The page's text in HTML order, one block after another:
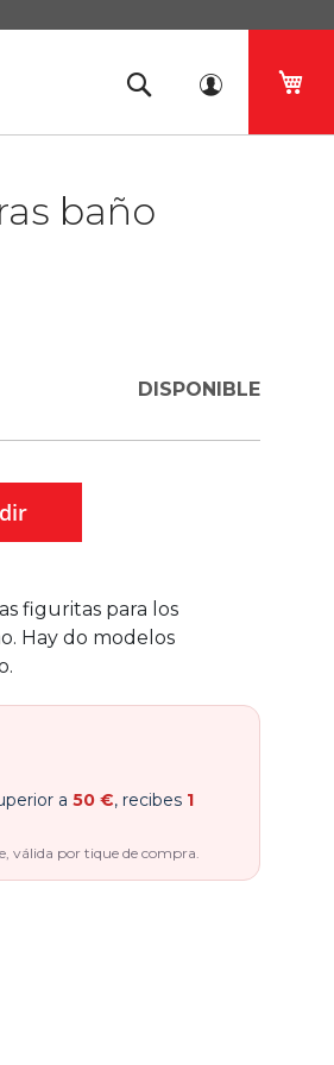
baño
DISPONIBLE
figuritas para los
Hay do modelos
a 50 €, recibes 1
válida por tique de compra.